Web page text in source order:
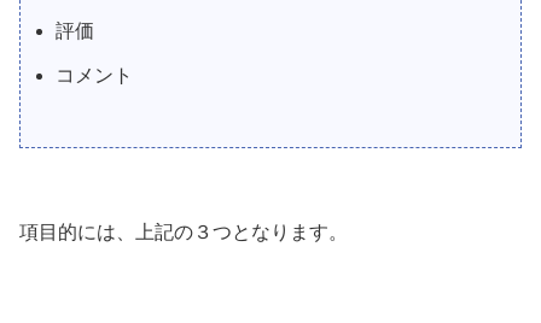
評価
コメント
項目的には、上記の３つとなります。